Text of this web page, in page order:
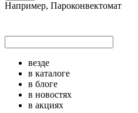
Например, Пароконвектомат
везде
в каталоге
в блоге
в новостях
в акциях